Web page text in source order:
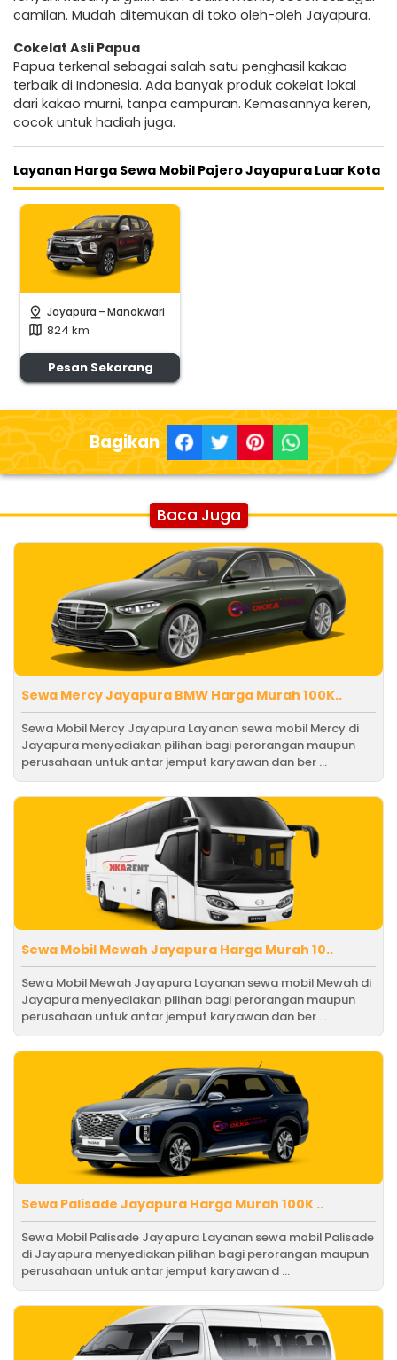
camilan. Mudah ditemukan di toko oleh-oleh Jayapura.
Cokelat Asli Papua
Papua terkenal sebagai salah satu penghasil kakao
terbaik di Indonesia. Ada banyak produk cokelat lokal
dari kakao murni, tanpa campuran. Kemasannya keren,
cocok untuk hadiah juga.
Layanan Harga Sewa Mobil Pajero Jayapura Luar Kota
pin_drop Jayapura -Manokwari
map 824 km
Pesan Sekarang
Bagikan
Baca Juga
Sewa Mercy Jayapura BMW Harga Murah 100K..
Sewa Mobil Mercy Jayapura Layanan sewa mobil Mercy di
Jayapura menyediakan pilihan bagi perorangan maupun
perusahaan untuk antar jemput karyawan dan ber ...
Sewa Mobil Mewah Jayapura Harga Murah 10..
Sewa Mobil Mewah Jayapura Layanan sewa mobil Mewah di
Jayapura menyediakan pilihan bagi perorangan maupun
perusahaan untuk antar jemput karyawan dan ber ...
Sewa Palisade Jayapura Harga Murah 100K ..
Sewa Mobil Palisade Jayapura Layanan sewa mobil Palisade
di Jayapura menyediakan pilihan bagi perorangan maupun
perusahaan untuk antar jemput karyawan d ...